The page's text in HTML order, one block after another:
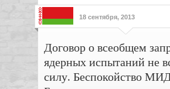
18 сентября, 2013
Договор о всеобщем
ядерных испытаний не
силу. Беспокойство